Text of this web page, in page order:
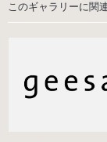
このギャラリーに関